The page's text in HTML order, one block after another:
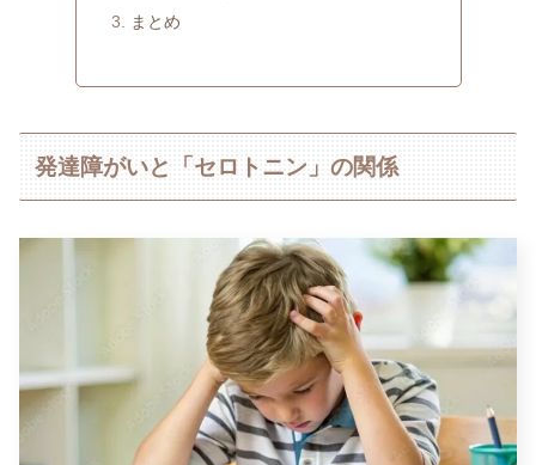
まとめ
発達障がいと「セロトニン」の関係